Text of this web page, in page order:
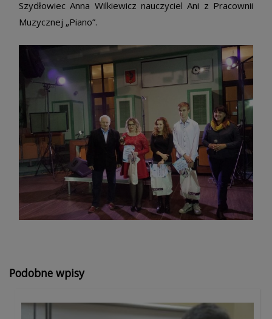
Szydłowiec Anna Wilkiewicz nauczyciel Ani z Pracownii
Muzycznej „Piano”.
Podobne wpisy